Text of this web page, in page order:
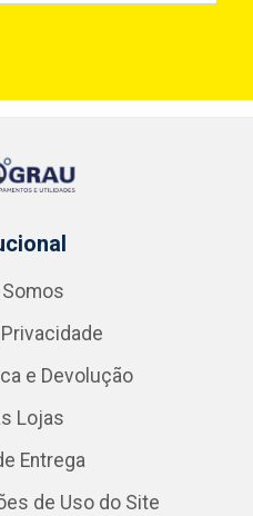
e Devolução
Lojas
Entrega
de Uso do Site